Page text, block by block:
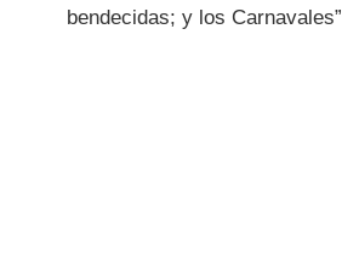
bendecidas; y los Carnavales”